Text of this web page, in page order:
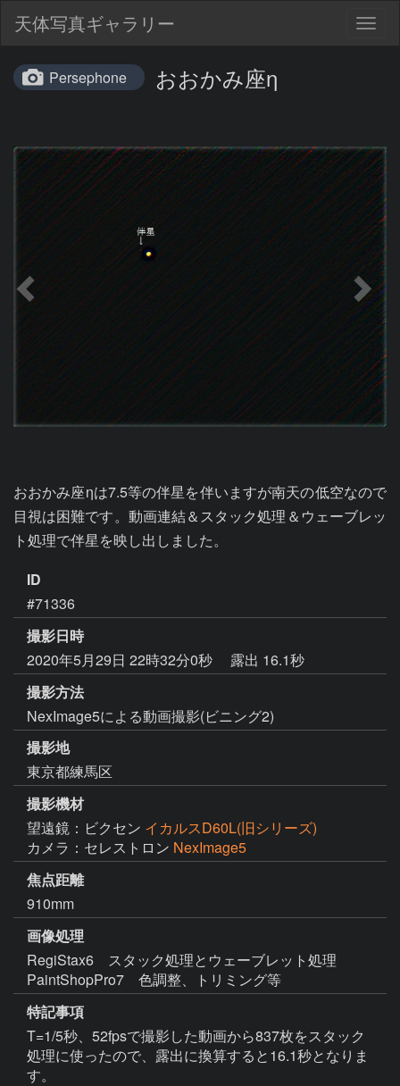
天体写真ギャラリー
Persephone おおかみ座η
おおかみ座ηは7.5等の伴星を伴いますが南天の低空なので
目視は困難です。動画連結＆スタック処理＆ウェーブレッ
ト処理で伴星を映し出しました。
ID
#71336
撮影日時
2020年5月29日 22時32分0秒
露出 16.1秒
撮影方法
NexImage5による動画撮影(ビニング2)
撮影地
東京都練馬区
撮影機材
望遠鏡：ビクセン イカルスD60L(旧シリーズ)
カメラ：セレストロン NexImage5
焦点距離
910mm
画像処理
RegiStax6　スタック処理とウェーブレット処理
PaintShopPro7　色調整、トリミング等
特記事項
T=1/5秒、52fpsで撮影した動画から837枚をスタック
処理に使ったので、露出に換算すると16.1秒となりま
す。